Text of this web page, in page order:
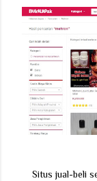
Situs jual-beli